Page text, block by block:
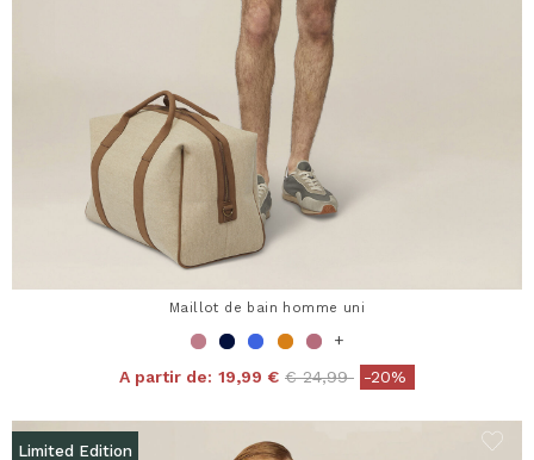
Maillot de bain homme uni
+
A partir de: 19,99 € Price reduced from
€ 24,99to-20%
Limited Edition